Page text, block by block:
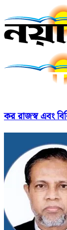
কর রাজস্ব এবং